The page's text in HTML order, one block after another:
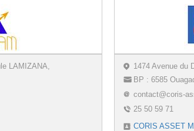
LAMIZANA,
1474 Avenue du
BP : 6585
contact@coris-
25 50 59 71
CORIS ASSET